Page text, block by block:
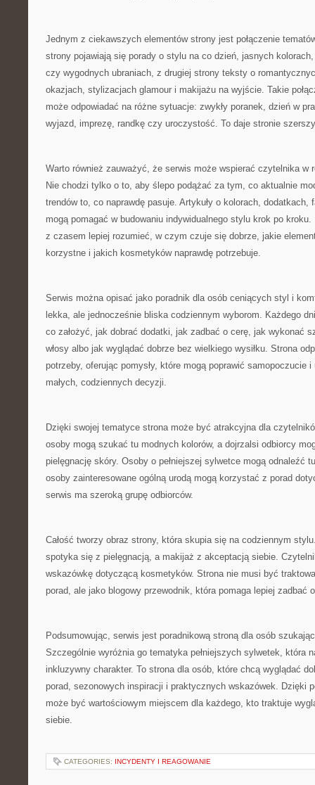
Jednym z ciekawszych elementów strony jest połączenie
strony pojawiają się porady o stylu na co dzień, jasnych
czy wygodnych ubraniach, z drugiej strony teksty o
okazjach, stylizacjach glamour i makijażu na wyjście. Takie
może odpowiadać na różne sytuacje: zwykły poranek, dzień w
wyjazd, imprezę, randkę czy uroczystość. To daje stronie
Warto również zauważyć, że serwis może wspierać czytelnika w
Nie chodzi tylko o to, aby ślepo podążać za tym, co aktualnie
trendów to, co naprawdę pasuje. Artykuły o kolorach, dodatkach,
mogą pomagać w budowaniu indywidualnego stylu krok po
z czasem lepiej rozumieć, w czym czuje się dobrze, jakie
korzystne i jakich kosmetyków naprawdę potrzebuje.
Serwis można opisać jako poradnik dla osób ceniących styl i
lekka, ale jednocześnie bliska codziennym wyborom. Każdego
co założyć, jak dobrać dodatki, jak zadbać o cerę, jak wykonać
włosy albo jak wyglądać dobrze bez wielkiego wysiłku. Strona
potrzeby, oferując pomysły, które mogą poprawić samopoczucie i
małych, codziennych decyzji.
Dzięki swojej tematyce strona może być atrakcyjna dla
osoby mogą szukać tu modnych kolorów, a dojrzalsi odbiorcy
pielęgnację skóry. Osoby o pełniejszej sylwetce mogą odnaleźć
osoby zainteresowane ogólną urodą mogą korzystać z porad
serwis ma szeroką grupę odbiorców.
Całość tworzy obraz strony, która skupia się na codziennym
spotyka się z pielęgnacją, a makijaż z akceptacją siebie.
wskazówkę dotyczącą kosmetyków. Strona nie musi być
porad, ale jako blogowy przewodnik, która pomaga lepiej zadbać
Podsumowując, serwis jest poradnikową stroną dla osób
Szczególnie wyróżnia go tematyka pełniejszych sylwetek, która
inkluzywny charakter. To strona dla osób, które chcą wyglądać
porad, sezonowych inspiracji i praktycznych wskazówek. Dzięki
może być wartościowym miejscem dla każdego, kto traktuje
siebie.
CATEGORIES: INCYDENTY I REAGOWANIE